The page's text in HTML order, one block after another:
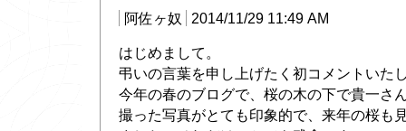
阿佐ヶ奴 2014/11/29 11:49 AM
はじめまして。
弔いの言葉を申し上げたく初コメントいた
今年の春のブログで、桜の木の下で貴一さ
撮った写真がとても印象的で、来年の桜も